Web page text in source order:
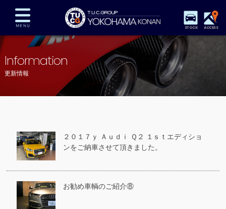
STOCK ACCESS
在庫車両情報 保証&サービス パーツリスト
TUCとは？ 店舗情報 アクセスマップ
全国納車 特別作業 注文販売
プライバシーポリシー スタッフblog
Information
更新情報
２０１７ｙ Ａｕｄｉ Ｑ２ １ｓｔエディショ
ンをご納車させて頂きました。
お勧め車輌のご紹介⑧